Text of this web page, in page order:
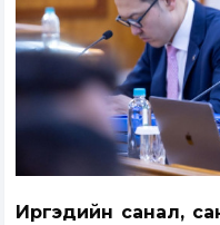
Иргэдийн санал,